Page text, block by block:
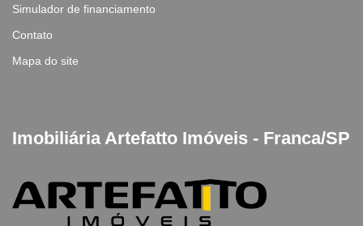
Simulador de financiamento
Contato
Mapa do site
Imobiliária Artefatto Imóveis - Franca/SP